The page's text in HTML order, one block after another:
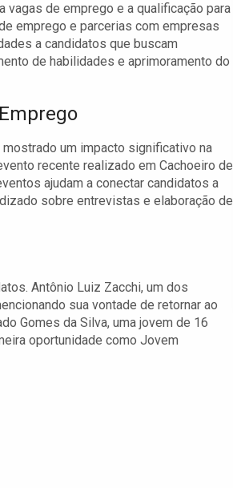
de emprego e a qualificação para
emprego e parcerias com empresas
a candidatos que buscam
de habilidades e aprimoramento do
um impacto significativo na
recente realizado em Cachoeiro de
ajudam a conectar candidatos a
sobre entrevistas e elaboração de
Antônio Luiz Zacchi, um dos
sua vontade de retornar ao
Gomes da Silva, uma jovem de 16
oportunidade como Jovem